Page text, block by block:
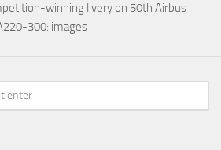
winning livery on 50th Airbus
300: images